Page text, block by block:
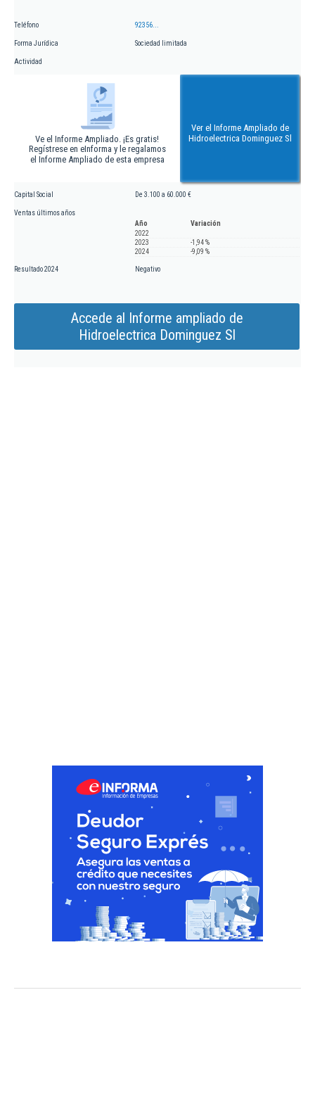
Teléfono 92356...
Forma Jurídica Sociedad limitada
Actividad
Ve el Informe Ampliado. ¡Es gratis!
Regístrese en eInforma y le regalamos
el Informe Ampliado de esta empresa
Ver el Informe Ampliado de
Hidroelectrica Dominguez Sl
Capital Social De 3.100 a 60.000 €
Ventas últimos años
Año
Variación
2022
2023
-1,94 %
2024
-9,09 %
Resultado 2024 Negativo
Accede al Informe ampliado de
Hidroelectrica Dominguez Sl